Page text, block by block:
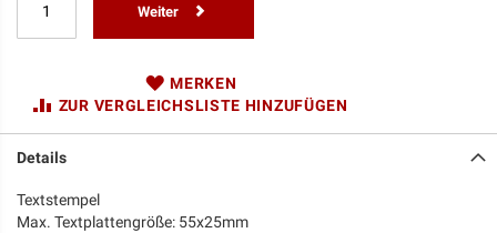
Weiter
MERKEN
ZUR VERGLEICHSLISTE HINZUFÜGEN
Details
Textstempel
Max. Textplattengröße: 55x25mm